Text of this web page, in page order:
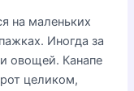
на маленьких
Иногда за
овощей. Канапе
целиком,